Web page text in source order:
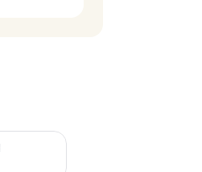
weekend aug. 14 - aug. 16